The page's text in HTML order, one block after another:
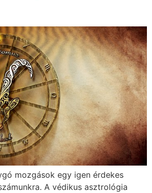
mozgások egy igen érdekes
A védikus asztrológia